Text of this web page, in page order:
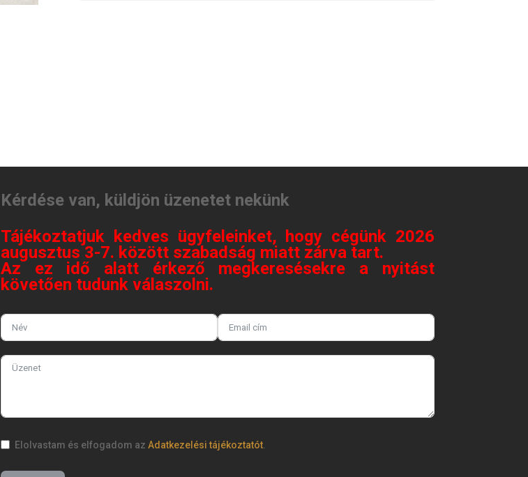
Kérdése van, küldjön üzenetet nekünk
Tájékoztatjuk kedves ügyfeleinket, hogy cégünk 2026
augusztus 3-7. között szabadság miatt zárva tart.
Az ez idő alatt érkező megkeresésekre a nyitást
követően tudunk válaszolni.
Elolvastam és elfogadom azAdatkezelési tájékoztatót